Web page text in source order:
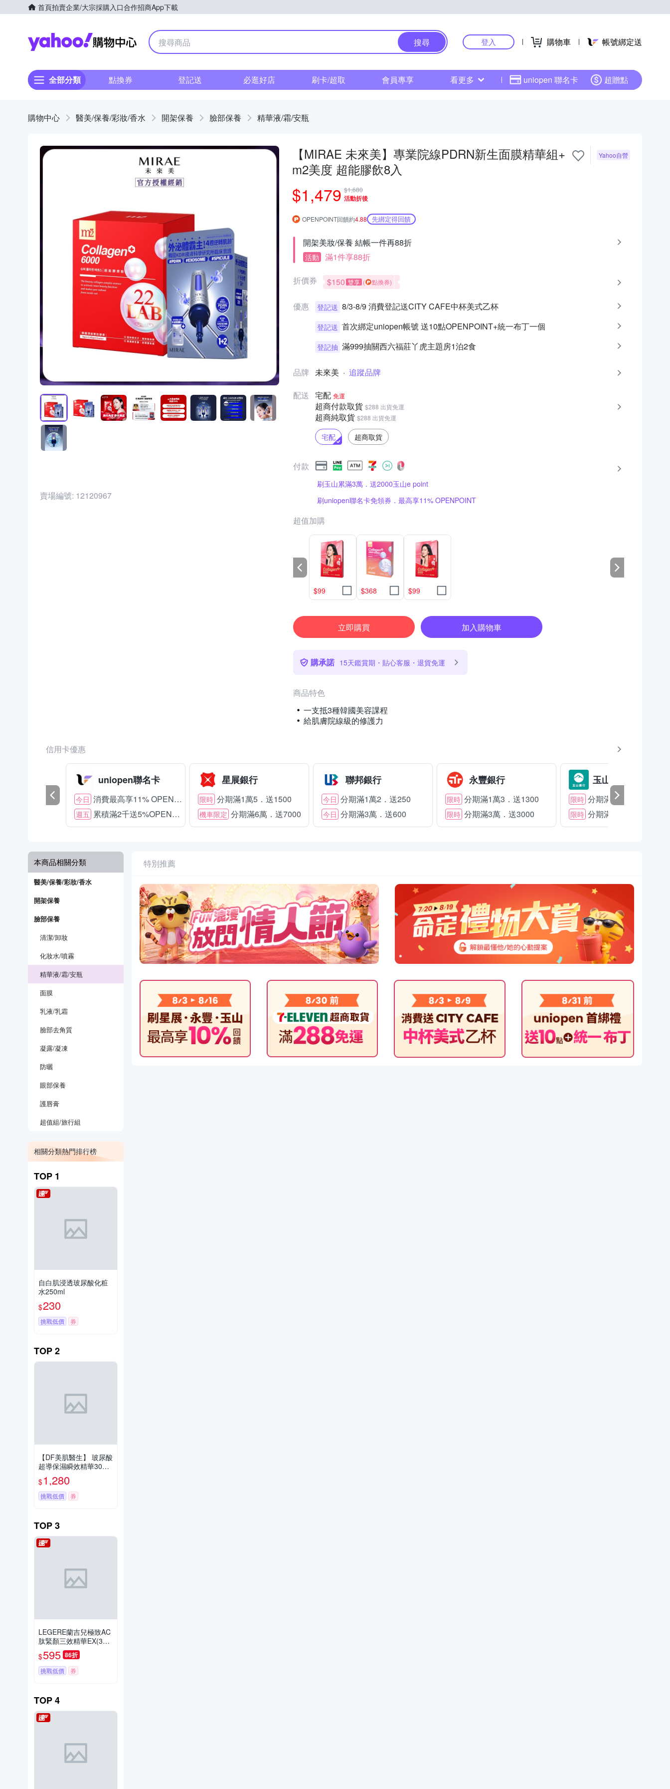
首頁拍賣企業/大宗採購入口合作招商App下載
Yahoo購物中心
搜尋 登入 購物車 帳號綁定送
全部分類 點換券 登記送 必逛好店 刷卡/超取 會員專享 看更多 uniopen 聯名卡 超贈點
購物中心 醫美/保養/彩妝/香水 開架保養 臉部保養 精華液/霜/安瓶
賣場編號: 12120967
【MIRAE 未來美】專業院線PDRN新生面膜精華組+
m2美度 超能膠飲8入
$1,479 $1,680
活動折後
Yahoo自營
OPENPOINT回饋約4.88 先綁定得回饋
開架美妝/保養 結帳一件再88折
活動 滿1件享88折
折價券 $150 雙享 ( 點換券)
優惠 登記送 8/3-8/9 消費登記送CITY CAFE中杯美式乙杯
登記送 首次綁定uniopen帳號 送10點OPENPOINT+統一布丁一個
登記抽 滿999抽關西六福莊丫虎主題房1泊2食
品牌 未來美 · 追蹤品牌
配送
宅配 免運
超商付款取貨 $288 出貨免運
超商純取貨 $288 出貨免運
宅配 超商取貨
付款
刷玉山累滿3萬．送2000玉山e point
刷uniopen聯名卡免領券．最高享11% OPENPOINT
超值加購
$99 $368 $99
立即購買 加入購物車
購承諾 15天鑑賞期・貼心客服・退貨免運
商品特色
一支抵3種韓國美容課程
給肌膚院線級的修護力
信用卡優惠
uniopen聯名卡
今日 消費最高享11% OPENPOINT
週五 累積滿2千送5%OPENPOINT
星展銀行
限時 分期滿1萬5．送1500
機車限定 分期滿6萬．送7000
聯邦銀行
今日 分期滿1萬2．送250
今日 分期滿3萬．送600
永豐銀行
限時 分期滿1萬3．送1300
限時 分期滿3萬．送3000
玉山銀行
限時 分期滿2萬．送1500
限時 分期滿3萬．送2000
本商品相關分類
醫美/保養/彩妝/香水
開架保養
臉部保養
清潔/卸妝
化妝水/噴霧
精華液/霜/安瓶
面膜
乳液/乳霜
臉部去角質
凝露/凝凍
防曬
眼部保養
護唇膏
超值組/旅行組
相關分類熱門排行榜
TOP 1
自白肌浸透玻尿酸化粧
水250ml
$230
挑戰低價 券
TOP2
【DF美肌醫生】 玻尿酸
超導保濕瞬效精華30ml
二入組
$1,280
挑戰低價 券
TOP3
LEGERE蘭吉兒極致AC
肽緊顏三效精華EX(30m
$595 86折
挑戰低價 券
TOP4
特別推薦